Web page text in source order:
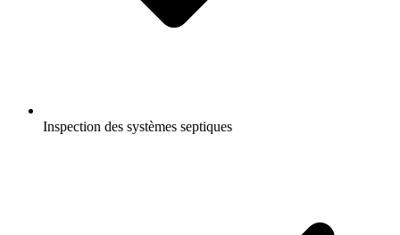
Inspection des systèmes septiques